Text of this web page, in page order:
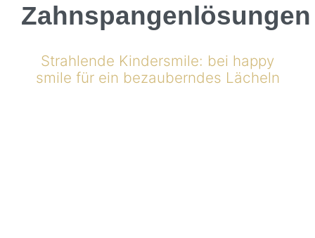
Zahnspangenlösungen
Strahlende Kindersmile: bei happy
smile für ein bezauberndes Lächeln